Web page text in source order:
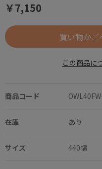
￥7,150
商品コード
サイズ 440幅
在庫 あり
この商品に